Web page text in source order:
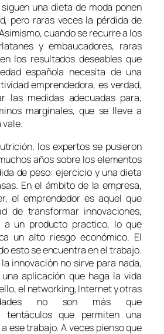
una dieta de moda ponen
pero raras veces la pérdida de
cuando se recurre a los
y embaucadores, raras
los resultados deseables que
española necesita de una
emprendedora, es verdad,
las medidas adecuadas para,
marginales, que se lleve a
vale.
los expertos se pusieron
años sobre los elementos
de peso: ejercicio y una dieta
En el ámbito de la empresa,
el emprendedor es aquel que
de transformar innovaciones,
a un producto practico, lo que
un alto riesgo económico. El
esto se encuentra en el trabajo.
innovación no sirve para nada,
aplicación que haga la vida
el networking, Internet y otras
no son más que
tentáculos que permiten una
ese trabajo. A veces pienso que